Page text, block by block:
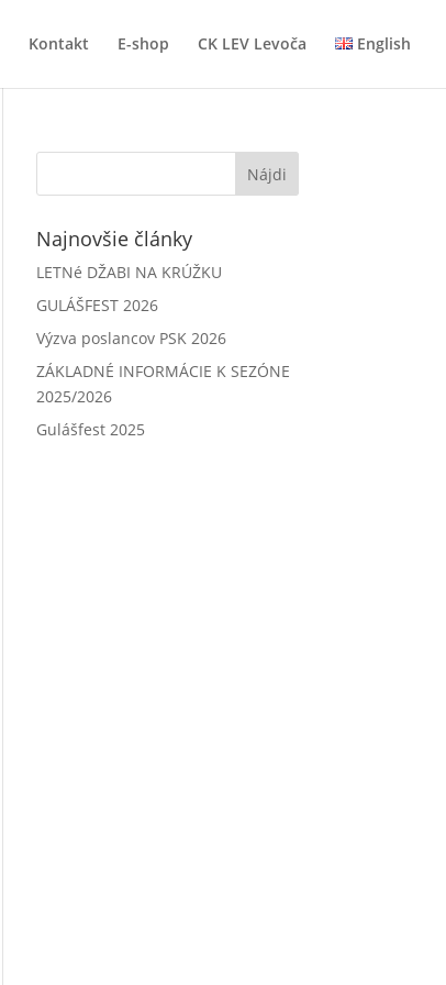
Kontakt E-shop CK LEV Levoča English
Najnovšie články
LETNé DŽABI NA KRÚŽKU
GULÁŠFEST 2026
Výzva poslancov PSK 2026
ZÁKLADNÉ INFORMÁCIE K SEZÓNE
2025/2026
Gulášfest 2025